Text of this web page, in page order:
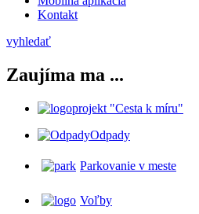
Kontakt
vyhledať
Zaujíma ma ...
projekt "Cesta k míru"
Odpady
Parkovanie v meste
Voľby